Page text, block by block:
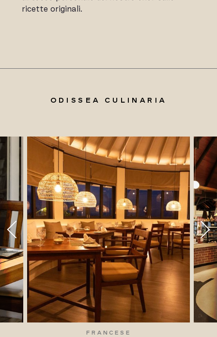
ricette originali.
ODISSEA CULINARIA
FRANCESE